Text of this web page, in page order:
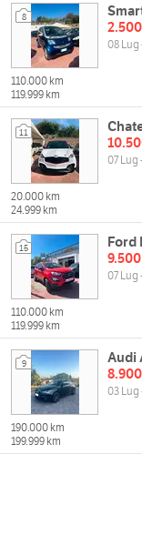
8
08 Lug
110.000 km
119.999 km
11
07 Lug
20.000 km
24.999 km
15
Ford
07 Lug
110.000 km
119.999 km
9
Audi
03 Lug
190.000 km
199.999 km